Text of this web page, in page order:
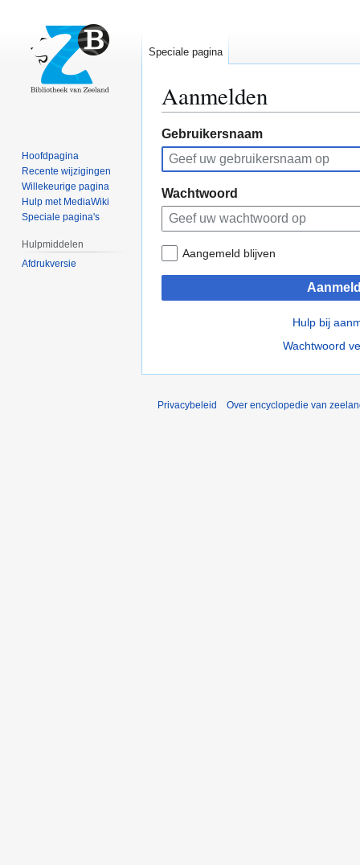
Aanmelden
Naar
navigatie
springen
Naar
zoeken
springen
Gebruikersnaam
Wachtwoord
Aangemeld blijven
Hulp bij
Wachtwoord
Speciale pagina
Hoofdpagina
Recente wijzigingen
Willekeurige pagina
Hulp met MediaWiki
Speciale pagina's
Hulpmiddelen
Afdrukversie
Privacybeleid Over encyclopedie van